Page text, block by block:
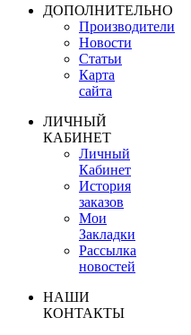
ДОПОЛНИТЕЛЬНО
Производители
Новости
Статьи
Карта
сайта
ЛИЧНЫЙ
КАБИНЕТ
Личный
Кабинет
История
заказов
Мои
Закладки
Рассылка
новостей
НАШИ
КОНТАКТЫ